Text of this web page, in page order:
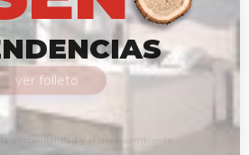
Añadir al carrito
la sostenibilidad medioambiente
NDENCIAS